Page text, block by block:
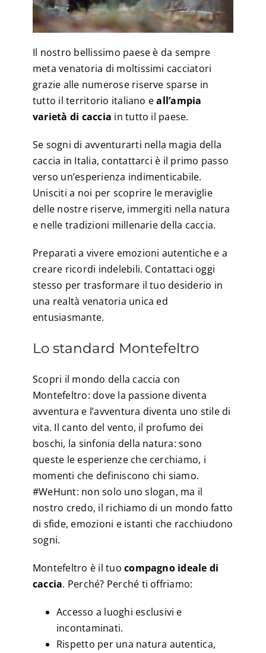
Il nostro bellissimo paese è da sempre
meta venatoria di moltissimi cacciatori
grazie alle numerose riserve sparse in
tutto il territorio italiano eall’ampia
varietà di caccia in tutto il paese.
Se sogni di avventurarti nella magia della
caccia in Italia, contattarci è il primo passo
verso un’esperienza indimenticabile.
Unisciti a noi per scoprire le meraviglie
delle nostre riserve, immergiti nella natura
e nelle tradizioni millenarie della caccia.
Preparati a vivere emozioni autentiche e a
creare ricordi indelebili. Contattaci oggi
stesso per trasformare il tuo desiderio in
una realtà venatoria unica ed
entusiasmante.
Lo standard Montefeltro
Scopri il mondo della caccia con
Montefeltro: dove la passione diventa
avventura e l’avventura diventa uno stile di
vita. Il canto del vento, il profumo dei
boschi, la sinfonia della natura: sono
queste le esperienze che cerchiamo, i
momenti che definiscono chi siamo.
#WeHunt: non solo uno slogan, ma il
nostro credo, il richiamo di un mondo fatto
di sfide, emozioni e istanti che racchiudono
sogni.
Montefeltro è il tuocompagno ideale di
caccia. Perché? Perché ti offriamo:
Accesso a luoghi esclusivi e
incontaminati.
Rispetto per una natura autentica,